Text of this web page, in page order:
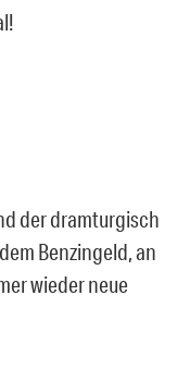
der dramturgisch
Benzingeld, an
wieder neue